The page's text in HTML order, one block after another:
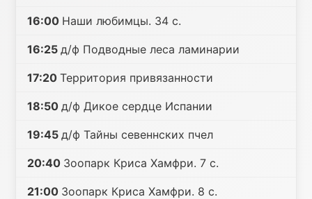
16:00 Наши любимцы. 34 с.
16:25 д/ф Подводные леса ламинарии
17:20 Территория привязанности
18:50 д/ф Дикое сердце Испании
19:45 д/ф Тайны севеннских пчел
20:40 Зоопарк Криса Хамфри. 7 с.
21:00 Зоопарк Криса Хамфри. 8 с.